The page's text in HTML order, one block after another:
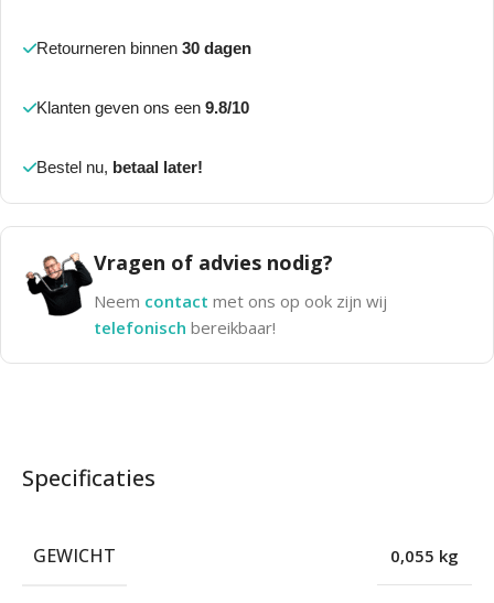
Retourneren binnen 30 dagen
Klanten geven ons een 9.8/10
Bestel nu, betaal later!
Vragen of advies nodig?
Neem contact met ons op ook zijn wij
telefonisch bereikbaar!
Specificaties
GEWICHT 0,055 kg